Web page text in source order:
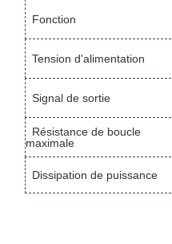
Fonction
Tension d'alimentation
Signal de sortie
Résistance de boucle
maximale
Dissipation de puissance